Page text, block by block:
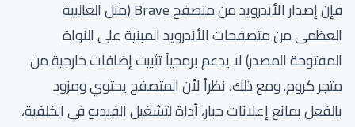
فإن إصدار الأندرويد من متصفح Brave (مثل الغالبية
العظمى من متصفحات الأندرويد المبنية على النواة
المفتوحة المصدر) لا يدعم برمجياً تثبيت إضافات خارجية من
متجر كروم. ومع ذلك، نظراً لأن المتصفح يحتوي ومزود
بالفعل بمانع إعلانات جبار، أداة لتشغيل الفيديو في الخلفية،